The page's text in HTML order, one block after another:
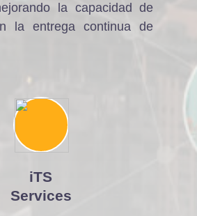
la capacidad de
la entrega continua de
iTS
Services